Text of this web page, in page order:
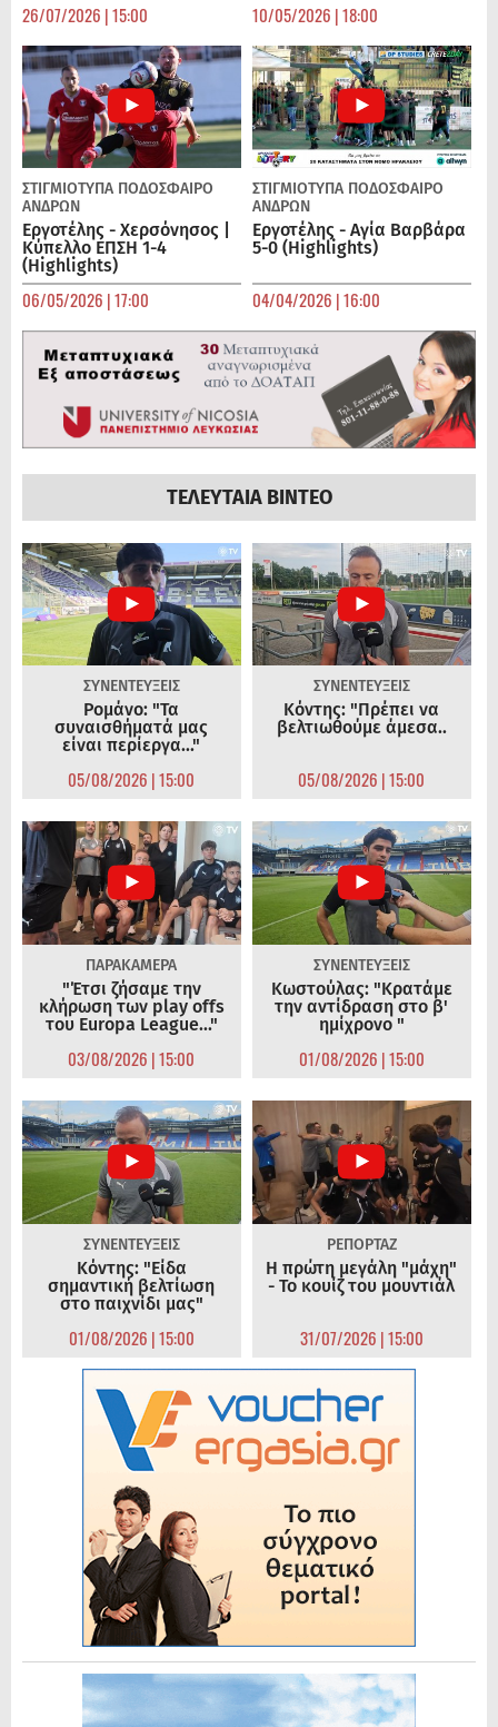
26/07/2026 | 15:00 10/05/2026 | 18:00
ΣΤΙΓΜΙΟΤΥΠΑ ΠΟΔΌΣΦΑΙΡΟ
ΑΝΔΡΏΝ
Εργοτέλης - Χερσόνησος |
Κύπελλο ΕΠΣΗ 1-4
(Highlights)
06/05/2026 | 17:00
ΣΤΙΓΜΙΟΤΥΠΑ ΠΟΔΌΣΦΑΙΡΟ
ΑΝΔΡΏΝ
Εργοτέλης - Αγία Βαρβάρα
5-0 (Highlights)
04/04/2026 | 16:00
ΤΕΛΕΥΤΑΙΑ ΒΙΝΤΕΟ
ΣΥΝΕΝΤΕΥΞΕΙΣ
Ρομάνο: "Τα
συναισθήματά μας
είναι περίεργα..."
05/08/2026 | 15:00
ΣΥΝΕΝΤΕΥΞΕΙΣ
Κόντης: "Πρέπει να
βελτιωθούμε άμεσα..
05/08/2026 | 15:00
ΠΑΡΑΚΑΜΕΡΑ
"Έτσι ζήσαμε την
κλήρωση των play offs
του Europa League..."
03/08/2026 | 15:00
ΣΥΝΕΝΤΕΥΞΕΙΣ
Κωστούλας: "Κρατάμε
την αντίδραση στο β'
ημίχρονο "
01/08/2026 | 15:00
ΣΥΝΕΝΤΕΥΞΕΙΣ
Κόντης: "Είδα
σημαντική βελτίωση
στο παιχνίδι μας"
01/08/2026 | 15:00
ΡΕΠΟΡΤΑΖ
Η πρώτη μεγάλη "μάχη"
- Το κουίζ του μουντιάλ
31/07/2026 | 15:00